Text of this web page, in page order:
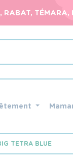
TÉMARA,
TETRA BLUE